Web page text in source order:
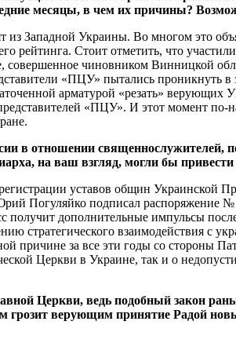
месяцы, в чем их причины?
Западной Украины. Во многом это
рейтинга. Стоит отметить, что
чиновником Винницкой
«ПЦУ» пытались
арматурой «резать»
«ПЦУ». И этот момент по-
в отношении
на ваш взгляд, могли бы
уставов общин
Погуляйко подписал
получит дополнительные импульсы
стратегического взаимодействия с
за все эти годы со стороны
Церкви в Украине, так и о
Церкви, ведь подобный закон
верующим принятие Радой